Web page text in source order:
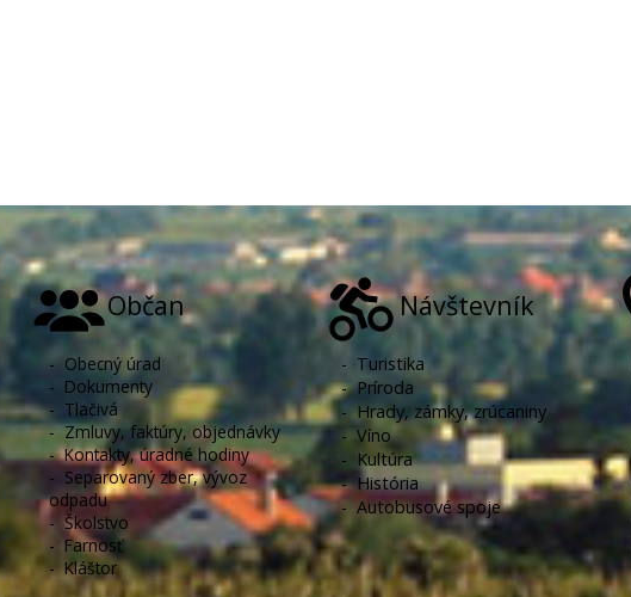
Občan
- Obecný úrad
- Dokumenty
- Tlačivá
-Zmluvy, faktúry, objednávky
-Kontakty, úradné hodiny
- Separovaný zber, vývoz
odpadu
-Školstvo
-Farnosť
-Kláštor
Návštevník
- Turistika
-Príroda
-Hrady, zámky, zrúcaniny
-Víno
- Kultúra
-História
-Autobusové spoje